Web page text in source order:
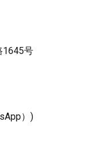
1645号
）)